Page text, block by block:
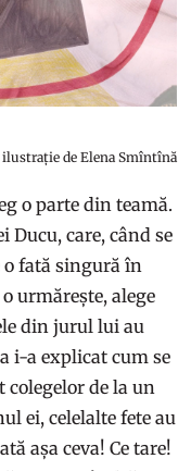
ilustrație de Elena Smîntînă
o parte din teamă.
Ducu, care, când se
o fată singură în
urmărește, alege
din jurul lui au
i-a explicat cum se
colegelor de la un
ei, celelalte fete au
așa ceva! Ce tare!